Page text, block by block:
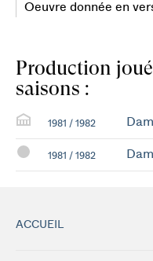
Oeuvre donnée en
Production
saisons :
1981 / 1982
1981 / 1982
ACCUEIL